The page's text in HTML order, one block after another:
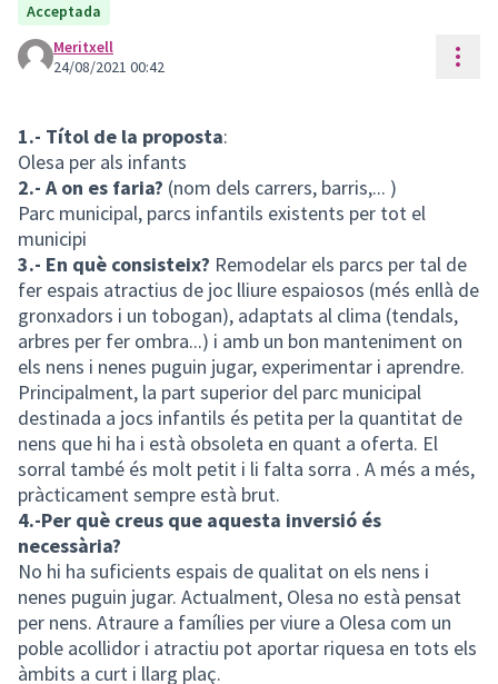
Acceptada
Meritxell
24/08/2021 00:42
1.- Títol de la proposta:
Olesa per als infants
2.- A on es faria? (nom dels carrers, barris,... )
Parc municipal, parcs infantils existents per tot el
municipi
3.- En què consisteix? Remodelar els parcs per tal de
fer espais atractius de joc lliure espaiosos (més enllà de
gronxadors i un tobogan), adaptats al clima (tendals,
arbres per fer ombra...) i amb un bon manteniment on
els nens i nenes puguin jugar, experimentar i aprendre.
Principalment, la part superior del parc municipal
destinada a jocs infantils és petita per la quantitat de
nens que hi ha i està obsoleta en quant a oferta. El
sorral també és molt petit i li falta sorra . A més a més,
pràcticament sempre està brut.
4.-Per què creus que aquesta inversió és
necessària?
No hi ha suficients espais de qualitat on els nens i
nenes puguin jugar. Actualment, Olesa no està pensat
per nens. Atraure a famílies per viure a Olesa com un
poble acollidor i atractiu pot aportar riquesa en tots els
àmbits a curt i llarg plaç.